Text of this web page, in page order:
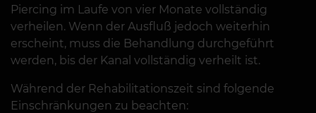
Piercing im Laufe von vier Monate vollständig
verheilen. Wenn der Ausfluß jedoch weiterhin
erscheint, muss die Behandlung durchgeführt
werden, bis der Kanal vollständig verheilt ist.
Während der Rehabilitationszeit sind folgende
Einschränkungen zu beachten: